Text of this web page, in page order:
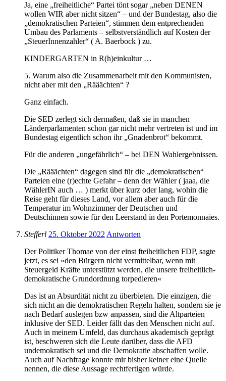
Ja, eine „freiheitliche“ Partei tönt sogar „neben DENEN
wollen WIR aber nicht sitzen“ – und der Bundestag, also die
„demokratischen Parteien“, stimmen dem entprechenden
Umbau des Parlaments – selbstverständlich auf Kosten der
„SteuerInnenzahler“ ( A. Baerbock ) zu.
KINDERGARTEN in R(h)einkultur …
5. Warum also die Zusammenarbeit mit den Kommunisten,
nicht aber mit den „Rääächten“ ?
Ganz einfach.
Die SED zerlegt sich dermaßen, daß sie in manchen
Länderparlamenten schon gar nicht mehr vertreten ist und im
Bundestag eigentlich schon ihr „Gnadenbrot“ bekommt.
Für die anderen „ungefährlich“ – bei DEN Wahlergebnissen.
Die „Rääächten“ dagegen sind für die „demokratischen“
Parteien eine (r)echte Gefahr – denn der Wähler ( jaaa, die
WählerIN auch … ) merkt über kurz oder lang, wohin die
Reise geht für dieses Land, vor allem aber auch für die
Temperatur im Wohnzimmer der Deutschen und
Deutschinnen sowie für den Leerstand in den Portemonnaies.
Stefferl 25. Oktober 2022Antworten
Der Politiker Thomae von der einst fteiheitlichen FDP, sagte
jetzt, es sei »den Bürgern nicht vermittelbar, wenn mit
Steuergeld Kräfte unterstützt werden, die unsere freiheitlich-
demokratische Grundordnung torpedieren«
Das ist an Absurdität nicht zu überbieten. Die einzigen, die
sich nicht an die demokratischen Regeln halten, sondern sie je
nach Bedarf auslegen bzw anpassen, sind die Altparteien
inklusive der SED. Leider fällt das den Menschen nicht auf.
Auch in meinem Umfeld, das durchaus akademisch geprägt
ist, beschweren sich die Leute darüber, dass die AFD
undemokratisch sei und die Demokratie abschaffen wolle.
Auch auf Nachfrage konnte mir bisher keiner eine Quelle
nennen, die diese Aussage rechtfertigen würde.